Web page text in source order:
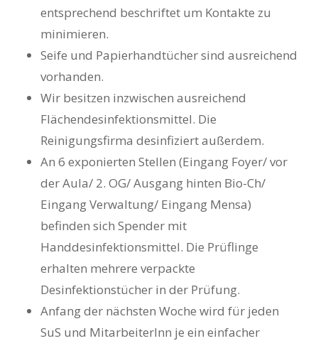
entsprechend beschriftet um Kontakte zu
minimieren.
Seife und Papierhandtücher sind ausreichend
vorhanden.
Wir besitzen inzwischen ausreichend
Flächendesinfektionsmittel. Die
Reinigungsfirma desinfiziert außerdem.
An 6 exponierten Stellen (Eingang Foyer/ vor
der Aula/ 2. OG/ Ausgang hinten Bio-Ch/
Eingang Verwaltung/ Eingang Mensa)
befinden sich Spender mit
Handdesinfektionsmittel. Die Prüflinge
erhalten mehrere verpackte
Desinfektionstücher in der Prüfung.
Anfang der nächsten Woche wird für jeden
SuS und MitarbeiterInn je ein einfacher